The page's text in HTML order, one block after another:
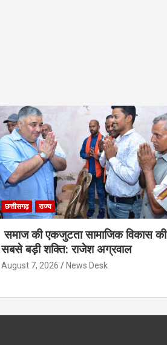
छत्तीसगढ़ राज्य
समाज की एकजुटता सामाजिक विकास की
सबसे बड़ी शक्ति: राजेश अग्रवाल
August 7, 2026 News Desk